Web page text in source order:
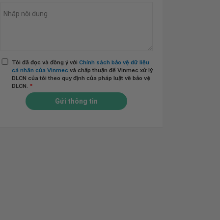
Tôi đã đọc và đồng ý với Chính sách bảo vệ dữ liệu
cá nhân của Vinmec và chấp thuận để Vinmec xử lý
DLCN của tôi theo quy định của pháp luật về bảo vệ
DLCN. *
Gửi thông tin